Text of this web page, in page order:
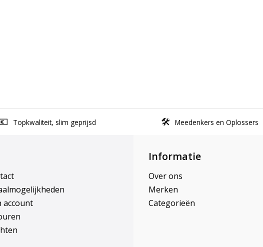
Topkwaliteit, slim geprijsd Meedenkers en Oplossers
account
Informatie
Over ons
Merken
Categorieën